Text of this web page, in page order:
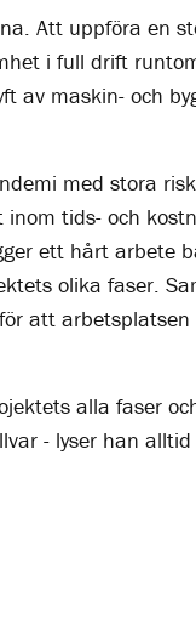
Att uppföra en
i full drift
av maskin- och
med stora
tids- och
ett hårt arbete
olika faser.
att arbetsplatsen
alla faser
- lyser han